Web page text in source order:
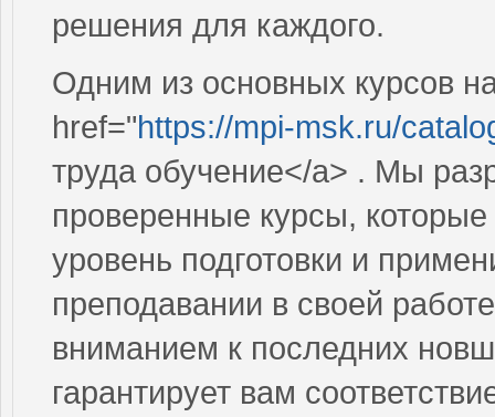
решения для каждого.
Одним из основных курсов
href="https://mpi-msk.ru/
труда обучение</a> . Мы
проверенные курсы,
уровень подготовки и
преподавании в своей
вниманием к последних
гарантирует вам